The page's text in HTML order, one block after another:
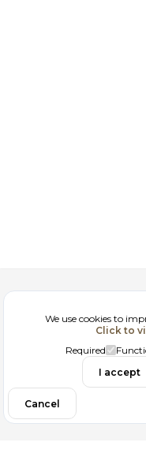
We use cookies to
Click to
Required
I accept
Cancel